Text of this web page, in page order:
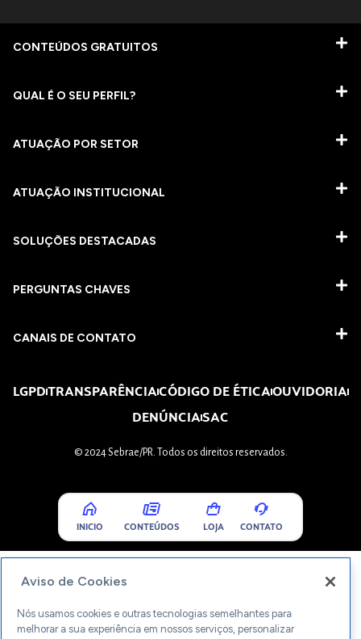
CONTEÚDOS GRATUITOS
QUAL É O SEU PERFIL?
ATUAÇÃO POR SETOR
ATUAÇÃO INSTITUCIONAL
SOLUÇÕES DESTACADAS
PERGUNTAS CHAVES​
CANAIS DE CONTATO
LGPDTRANSPARÊNCIACÓDIGO DE ÉTICAOUVIDORIA
DENÚNCIASAC
© 2024 Sebrae/PR. Todos os direitos reservados.
INICIO CONTEÚDOS LOJA CONTATO
Aviso de Cookies
Nós usamos cookies e outras tecnologias semelhantes para
melhorar a sua experiência em nossos serviços, personalizar